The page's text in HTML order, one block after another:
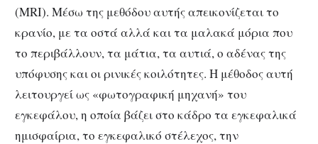
(MRI). Μέσω της μεθόδου αυτής απεικονίζεται το
κρανίο, με τα οστά αλλά και τα μαλακά μόρια που
το περιβάλλουν, τα μάτια, τα αυτιά, ο αδένας της
υπόφυσης και οι ρινικές κοιλότητες. Η μέθοδος αυτή
λειτουργεί ως «φωτογραφική μηχανή» του
εγκεφάλου, η οποία βάζει στο κάδρο τα εγκεφαλικά
ημισφαίρια, το εγκεφαλικό στέλεχος, την